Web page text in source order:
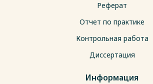
Реферат
Отчет по практике
Контрольная работа
Диссертация
Информация